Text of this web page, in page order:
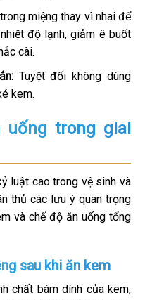
miệng thay vì nhai để
độ lạnh, giảm ê buốt
cài.
Tuyệt đối không dùng
kem.
trong giai
luật cao trong vệ sinh và
thủ các lưu ý quan trọng
và chế độ ăn uống tổng
sau khi ăn kem
chất bám dính của kem,